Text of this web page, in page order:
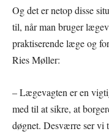
Og det er netop disse
til, når man bruger
praktiserende læge og
Ries Møller:
– Lægevagten er en
med til at sikre, at
døgnet. Desværre ser